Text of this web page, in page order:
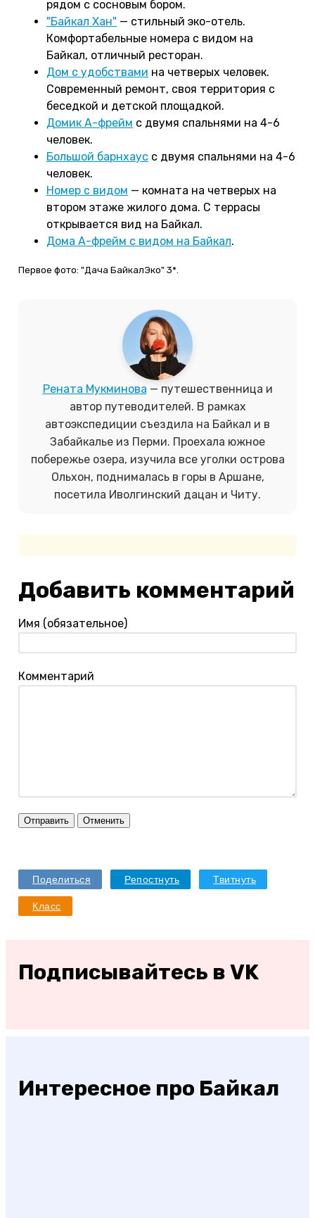
рядом с сосновым бором.
"Байкал Хан" — стильный эко-отель.
Комфортабельные номера с видом на
Байкал, отличный ресторан.
Дом с удобствами на четверых человек.
Современный ремонт, своя территория с
беседкой и детской площадкой.
Домик А-фрейм с двумя спальнями на 4-6
человек.
Большой барнхаус с двумя спальнями на 4-6
человек.
Номер с видом — комната на четверых на
втором этаже жилого дома. С террасы
открывается вид на Байкал.
Дома А-фрейм с видом на Байкал.
Первое фото: "Дача БайкалЭко" 3*.
Рената Мукминова — путешественница и
автор путеводителей. В рамках
автоэкспедиции съездила на Байкал и в
Забайкалье из Перми. Проехала южное
побережье озера, изучила все уголки острова
Ольхон, поднималась в горы в Аршане,
посетила Иволгинский дацан и Читу.
Добавить комментарий
Имя (обязательное)
Комментарий
Отправить Отменить
Поделиться Репостнуть Твитнуть
Класс
Подписывайтесь в VK
Интересное про Байкал